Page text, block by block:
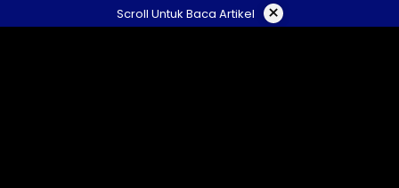
to
Scroll Untuk Baca Artikel ×